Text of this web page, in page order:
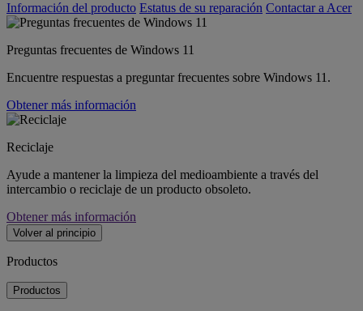
Información del producto Estatus de su reparación Contactar a Acer
Preguntas frecuentes de Windows 11
Encuentre respuestas a preguntar frecuentes sobre Windows 11.
Obtener más información
Reciclaje
Ayude a mantener la limpieza del medioambiente a través del
intercambio o reciclaje de un producto obsoleto.
Obtener más información
Volver al principio
Productos
Productos